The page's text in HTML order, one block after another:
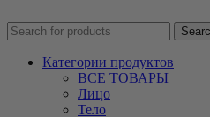
Категории продуктов
ВСЕ ТОВАРЫ
Лицо
Тело